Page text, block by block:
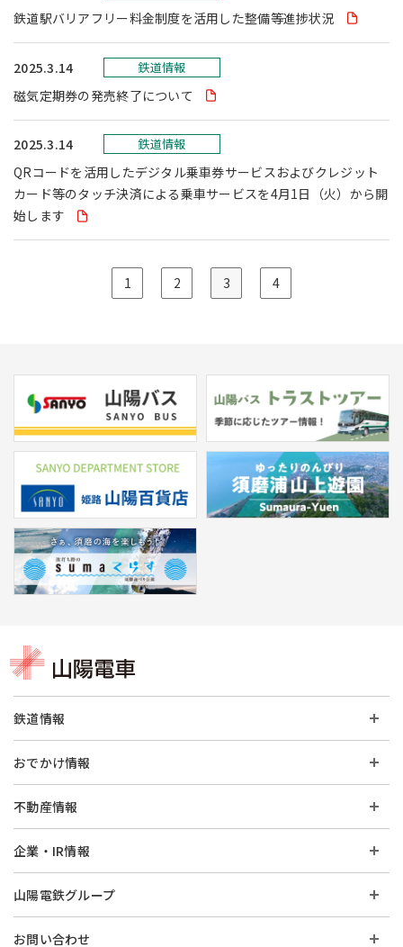
鉄道駅バリアフリー料金制度を活用した整備等進捗状況
2025.3.14 鉄道情報
磁気定期券の発売終了について
2025.3.14 鉄道情報
QRコードを活用したデジタル乗車券サービスおよびクレジット
カード等のタッチ決済による乗車サービスを4月1日（火）から開
始します
1 2 3 4
鉄道情報
おでかけ情報
不動産情報
企業・IR情報
山陽電鉄グループ
お問い合わせ